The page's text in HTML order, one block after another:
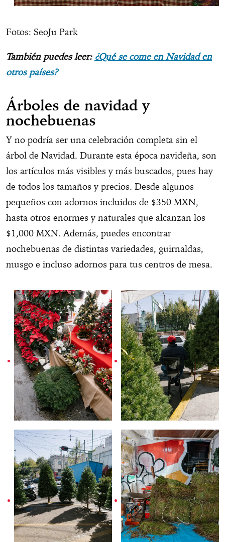
Fotos: SeoJu Park
También puedes leer: ¿Qué se come en Navidad en
otros países?
Árboles de navidad y
nochebuenas
Y no podría ser una celebración completa sin el
árbol de Navidad. Durante esta época navideña, son
los artículos más visibles y más buscados, pues hay
de todos los tamaños y precios. Desde algunos
pequeños con adornos incluidos de $350 MXN,
hasta otros enormes y naturales que alcanzan los
$1,000 MXN. Además, puedes encontrar
nochebuenas de distintas variedades, guirnaldas,
musgo e incluso adornos para tus centros de mesa.